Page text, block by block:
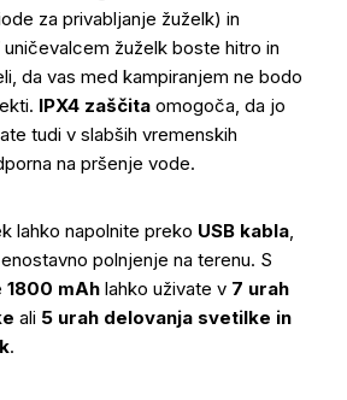
za privabljanje žuželk) in
uničevalcem žuželk boste hitro in
da vas med kampiranjem ne bodo
IPX4 zaščita omogoča, da jo
tudi v slabših vremenskih
na pršenje vode.
lahko napolnite preko USB kabla,
polnjenje na terenu. S
1800 mAh lahko uživate v 7 urah
ali 5 urah delovanja svetilke in
.